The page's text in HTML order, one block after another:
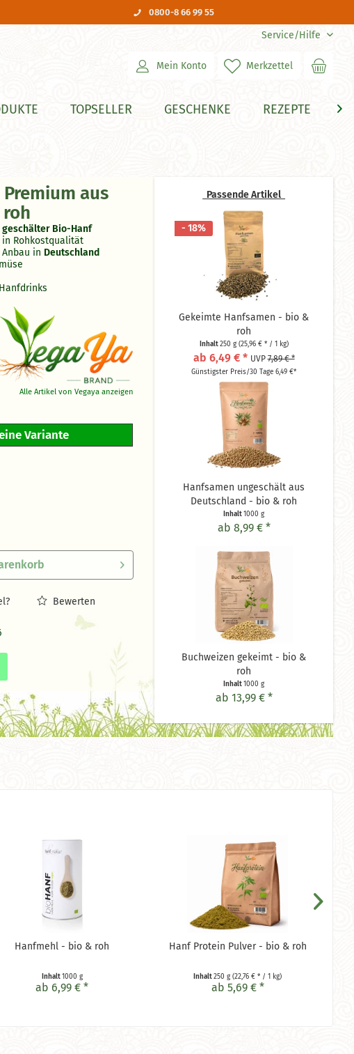
0800-8 66 99 55
Service/Hilfe
Merkzettel
Mein Konto
TOPSELLER GESCHENKE REZEPTE 
aus
geschälter Bio-Hanf
in Rohkostqualität
Anbau in Deutschland
Alle Artikel von Vegaya anzeigen
Variante
Bewerten
Passende Artikel
- 18%
Gekeimte Hanfsamen - bio &
roh
Inhalt250 g (25,96 € * / 1 kg)
ab 6,49 € * UVP7,89 € *
Günstigster Preis/30 Tage 6,49 €*
Hanfsamen ungeschält aus
Deutschland - bio & roh
Inhalt1000 g
ab 8,99 € *
Buchweizen gekeimt - bio &
roh
Inhalt1000 g
ab 13,99 € *
Hanfmehl - bio & roh
Inhalt1000 g
ab 6,99 € *
Hanf Protein Pulver - bio & roh
Inhalt250 g(22,76 € * / 1 kg)
ab 5,69 € *